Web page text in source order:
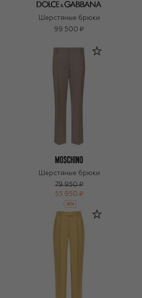
Шерстяные брюки
99 500 ₽
Шерстяные брюки
79 950 ₽
55 950 ₽
-30%